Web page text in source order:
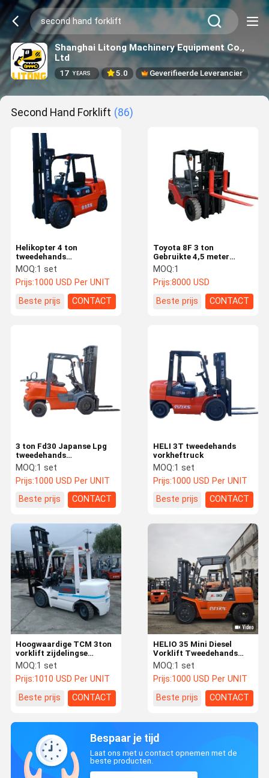
Shanghai Litong Machinery Equipment Co.,
Ltd
17 YEARS 5.0 Geverifieerde Leverancier
Second Hand Forklift (86)
Helikopter 4 ton
tweedehands
vorkheftrucks 3 m - 6 m
hefhoogte voor
materiaalbehandeling
MOQ:1 set
Prijs:1000 USD Per UNIT
Beste prijs
CONTACT
Toyota 8F 3 ton
Gebruikte 4,5 meter
hefhoogte tweedehands
vorkheftruck met
dieselmotor
MOQ:1
Prijs:8000 USD
Beste prijs
CONTACT
3 ton Fd30 Japanse Lpg
tweedehands
vorkheftrucks met
Toyota / Mitsubishi /
Lsuzu motor
MOQ:1 set
Prijs:1000 USD Per UNIT
Beste prijs
CONTACT
HELI 3T tweedehands
vorkheftruck
MOQ:1 set
Prijs:1000 USD Per UNIT
Beste prijs
CONTACT
Hoogwaardige TCM 3ton
vorklift zijdelingse
schakelaar Originele
gebruikte FD30T
tweedehands vorklift
motor kern gemaakt in
Japan voor restaurant
MOQ:1 set
Prijs:1010 USD Per UNIT
Beste prijs
CONTACT
HELIO 35 Mini Diesel
Vorklift Tweedehands
2.5Ton 3Ton 3.5Ton Low
Hours Beste prijs
MOQ:1 set
Prijs:1000 USD Per UNIT
Beste prijs
CONTACT
Bespaar je tijd
Laat ons met u contact opnemen met de
beste producten.